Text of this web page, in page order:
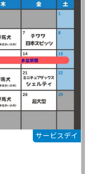
サービスデイ